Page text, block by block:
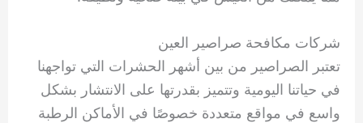
شركات مكافحة صراصير العين
تعتبر الصراصير من بين أشهر الحشرات التي تواجهنا
في حياتنا اليومية وتتميز بقدرتها على الانتشار بشكل
واسع في مواقع متعددة خصوصًا في الأماكن الرطبة